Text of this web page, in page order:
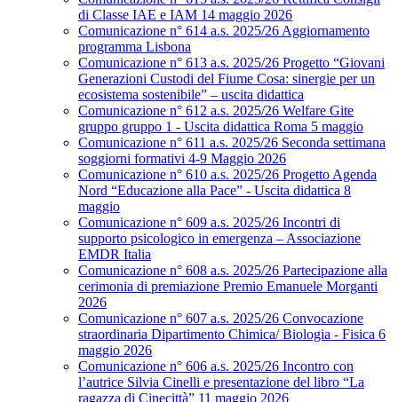
di Classe IAE e IAM 14 maggio 2026
Comunicazione n° 614 a.s. 2025/26 Aggiornamento
programma Lisbona
Comunicazione n° 613 a.s. 2025/26 Progetto “Giovani
Generazioni Custodi del Fiume Cosa: sinergie per un
ecosistema sostenibile” – uscita didattica
Comunicazione n° 612 a.s. 2025/26 Welfare Gite
gruppo gruppo 1 - Uscita didattica Roma 5 maggio
Comunicazione n° 611 a.s. 2025/26 Seconda settimana
soggiorni formativi 4-9 Maggio 2026
Comunicazione n° 610 a.s. 2025/26 Progetto Agenda
Nord “Educazione alla Pace” - Uscita didattica 8
maggio
Comunicazione n° 609 a.s. 2025/26 Incontri di
supporto psicologico in emergenza – Associazione
EMDR Italia
Comunicazione n° 608 a.s. 2025/26 Partecipazione alla
cerimonia di premiazione Premio Emanuele Morganti
2026
Comunicazione n° 607 a.s. 2025/26 Convocazione
straordinaria Dipartimento Chimica/ Biologia - Fisica 6
maggio 2026
Comunicazione n° 606 a.s. 2025/26 Incontro con
l’autrice Silvia Cinelli e presentazione del libro “La
ragazza di Cinecittà” 11 maggio 2026